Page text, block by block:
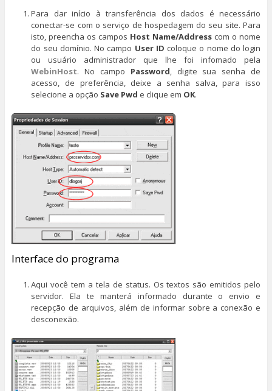
Para dar início à transferência dos dados é necessário
conectar-se com o serviço de hospedagem do seu site. Para
isto, preencha os campos Host Name/Address com o nome
do seu domínio. No campo User ID coloque o nome do login
ou usuário administrador que lhe foi infomado pela
WebinHost. No campo Password, digite sua senha de
acesso, de preferência, deixe a senha salva, para isso
selecione a opção Save Pwd e clique em OK.
Interface do programa
Aqui você tem a tela de status. Os textos são emitidos pelo
servidor. Ela te manterá informado durante o envio e
recepção de arquivos, além de informar sobre a conexão e
desconexão.